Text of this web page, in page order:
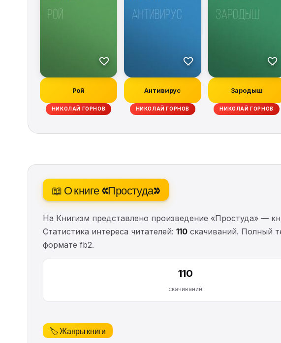
Рой
НИКОЛАЙ ГОРНОВ
Антивирус
НИКОЛАЙ ГОРНОВ
Зародыш
НИКОЛАЙ ГОРНОВ
📖 О книге «Простуда»
На Книгизм представлено произведение «Простуда» —
Статистика интереса читателей: 110 скачиваний. Полный
формате fb2.
110
скачиваний
🏷️ Жанры книги